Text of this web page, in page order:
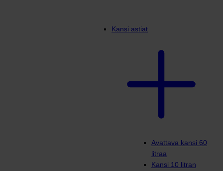
Kansi astiat
Avattava kansi 60
litraa
Kansi 10 litran